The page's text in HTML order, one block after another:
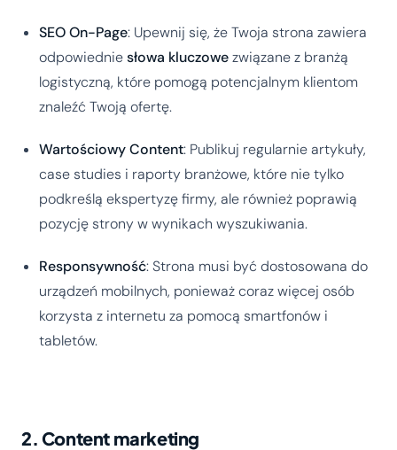
SEO On-Page: Upewnij się, że Twoja strona zawiera
odpowiedniesłowa kluczowezwiązane z branżą
logistyczną, które pomogą potencjalnym klientom
znaleźć Twoją ofertę.
Wartościowy Content: Publikuj regularnie artykuły,
case studies i raporty branżowe, które nie tylko
podkreślą ekspertyzę firmy, ale również poprawią
pozycję strony w wynikach wyszukiwania.
Responsywność: Strona musi być dostosowana do
urządzeń mobilnych, ponieważ coraz więcej osób
korzysta z internetu za pomocą smartfonów i
tabletów.
2. Content marketing